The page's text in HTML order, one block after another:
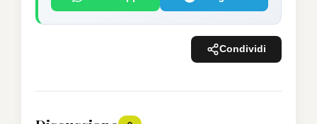
Condividi